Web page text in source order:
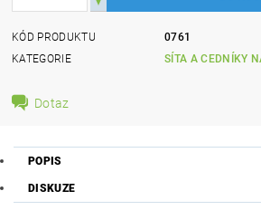
KÓD PRODUKTU
0761
KATEGORIE
SÍTA A CEDNÍKY
Dotaz
POPIS
DISKUZE